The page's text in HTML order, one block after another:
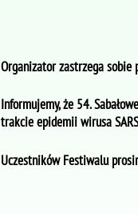
Organizator zastrzega
Informujemy, że 54.
trakcie epidemii wirusa
Uczestników Festiwalu